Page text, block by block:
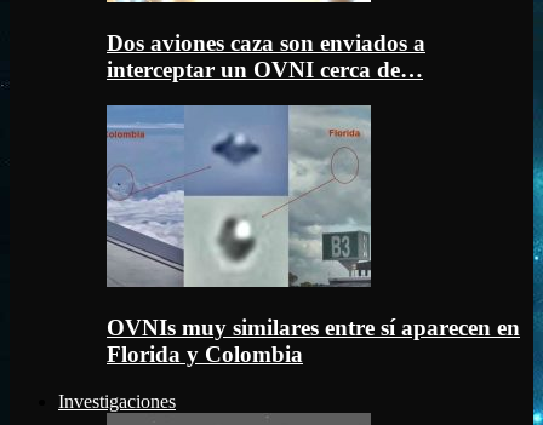
Dos aviones caza son enviados a
interceptar un OVNI cerca de…
OVNIs muy similares entre sí aparecen en
Florida y Colombia
Investigaciones